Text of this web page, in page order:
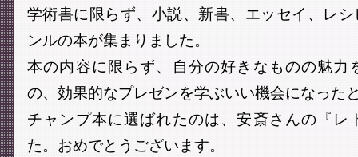
学術書に限らず、小説、新書、エッセイ、レ
ンルの本が集まりました。
本の内容に限らず、自分の好きなものの魅力
の、効果的なプレゼンを学ぶいい機会になった
チャンプ本に選ばれたのは、安斎さんの『レ
た。おめでとうございます。